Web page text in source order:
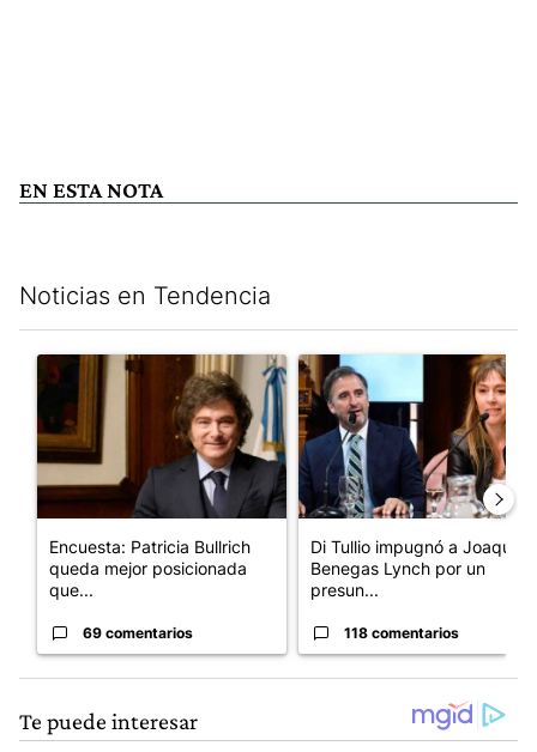
EN ESTA NOTA
Noticias en Tendencia
Un artículo de tendencia con el título "Encuesta: Patricia
Encuesta: Patricia Bullrich
queda mejor posicionada
que...
69 comentarios
Un artículo de tendencia con
Di Tullio impugnó a Joaquín
Benegas Lynch por un
presun...
118 comentarios